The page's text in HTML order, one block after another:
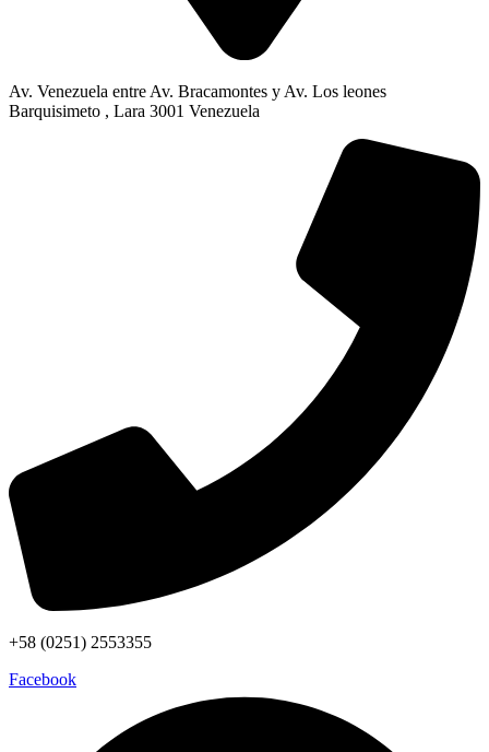
Av. Venezuela entre Av. Bracamontes y Av. Los leones
Barquisimeto , Lara 3001 Venezuela
+58 (0251) 2553355
Facebook